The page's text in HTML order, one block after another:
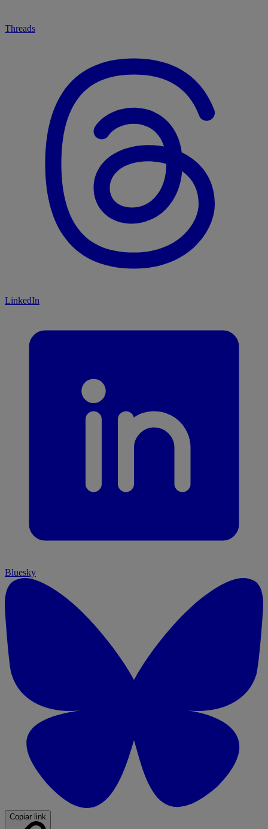
Threads
LinkedIn
Bluesky
Copiar link